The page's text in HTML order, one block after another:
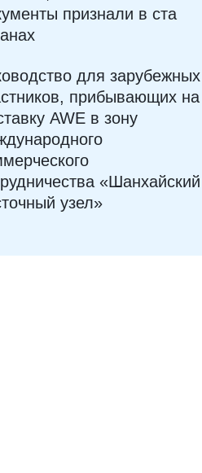
признали в ста
для зарубежных
прибывающих на
AWE в зону
«Шанхайский
узел»